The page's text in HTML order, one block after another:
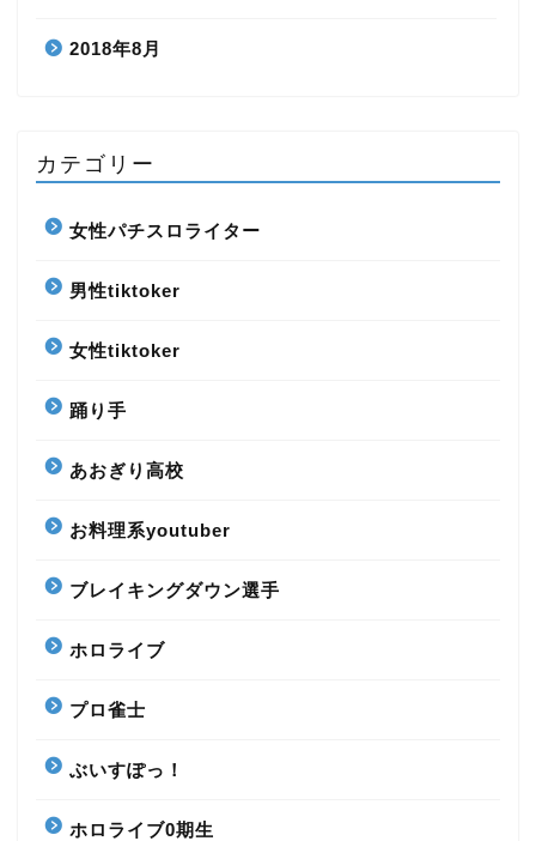
2018年8月
カテゴリー
女性パチスロライター
男性tiktoker
女性tiktoker
踊り手
あおぎり高校
お料理系youtuber
ブレイキングダウン選手
ホロライブ
プロ雀士
ぶいすぽっ！
ホロライブ0期生